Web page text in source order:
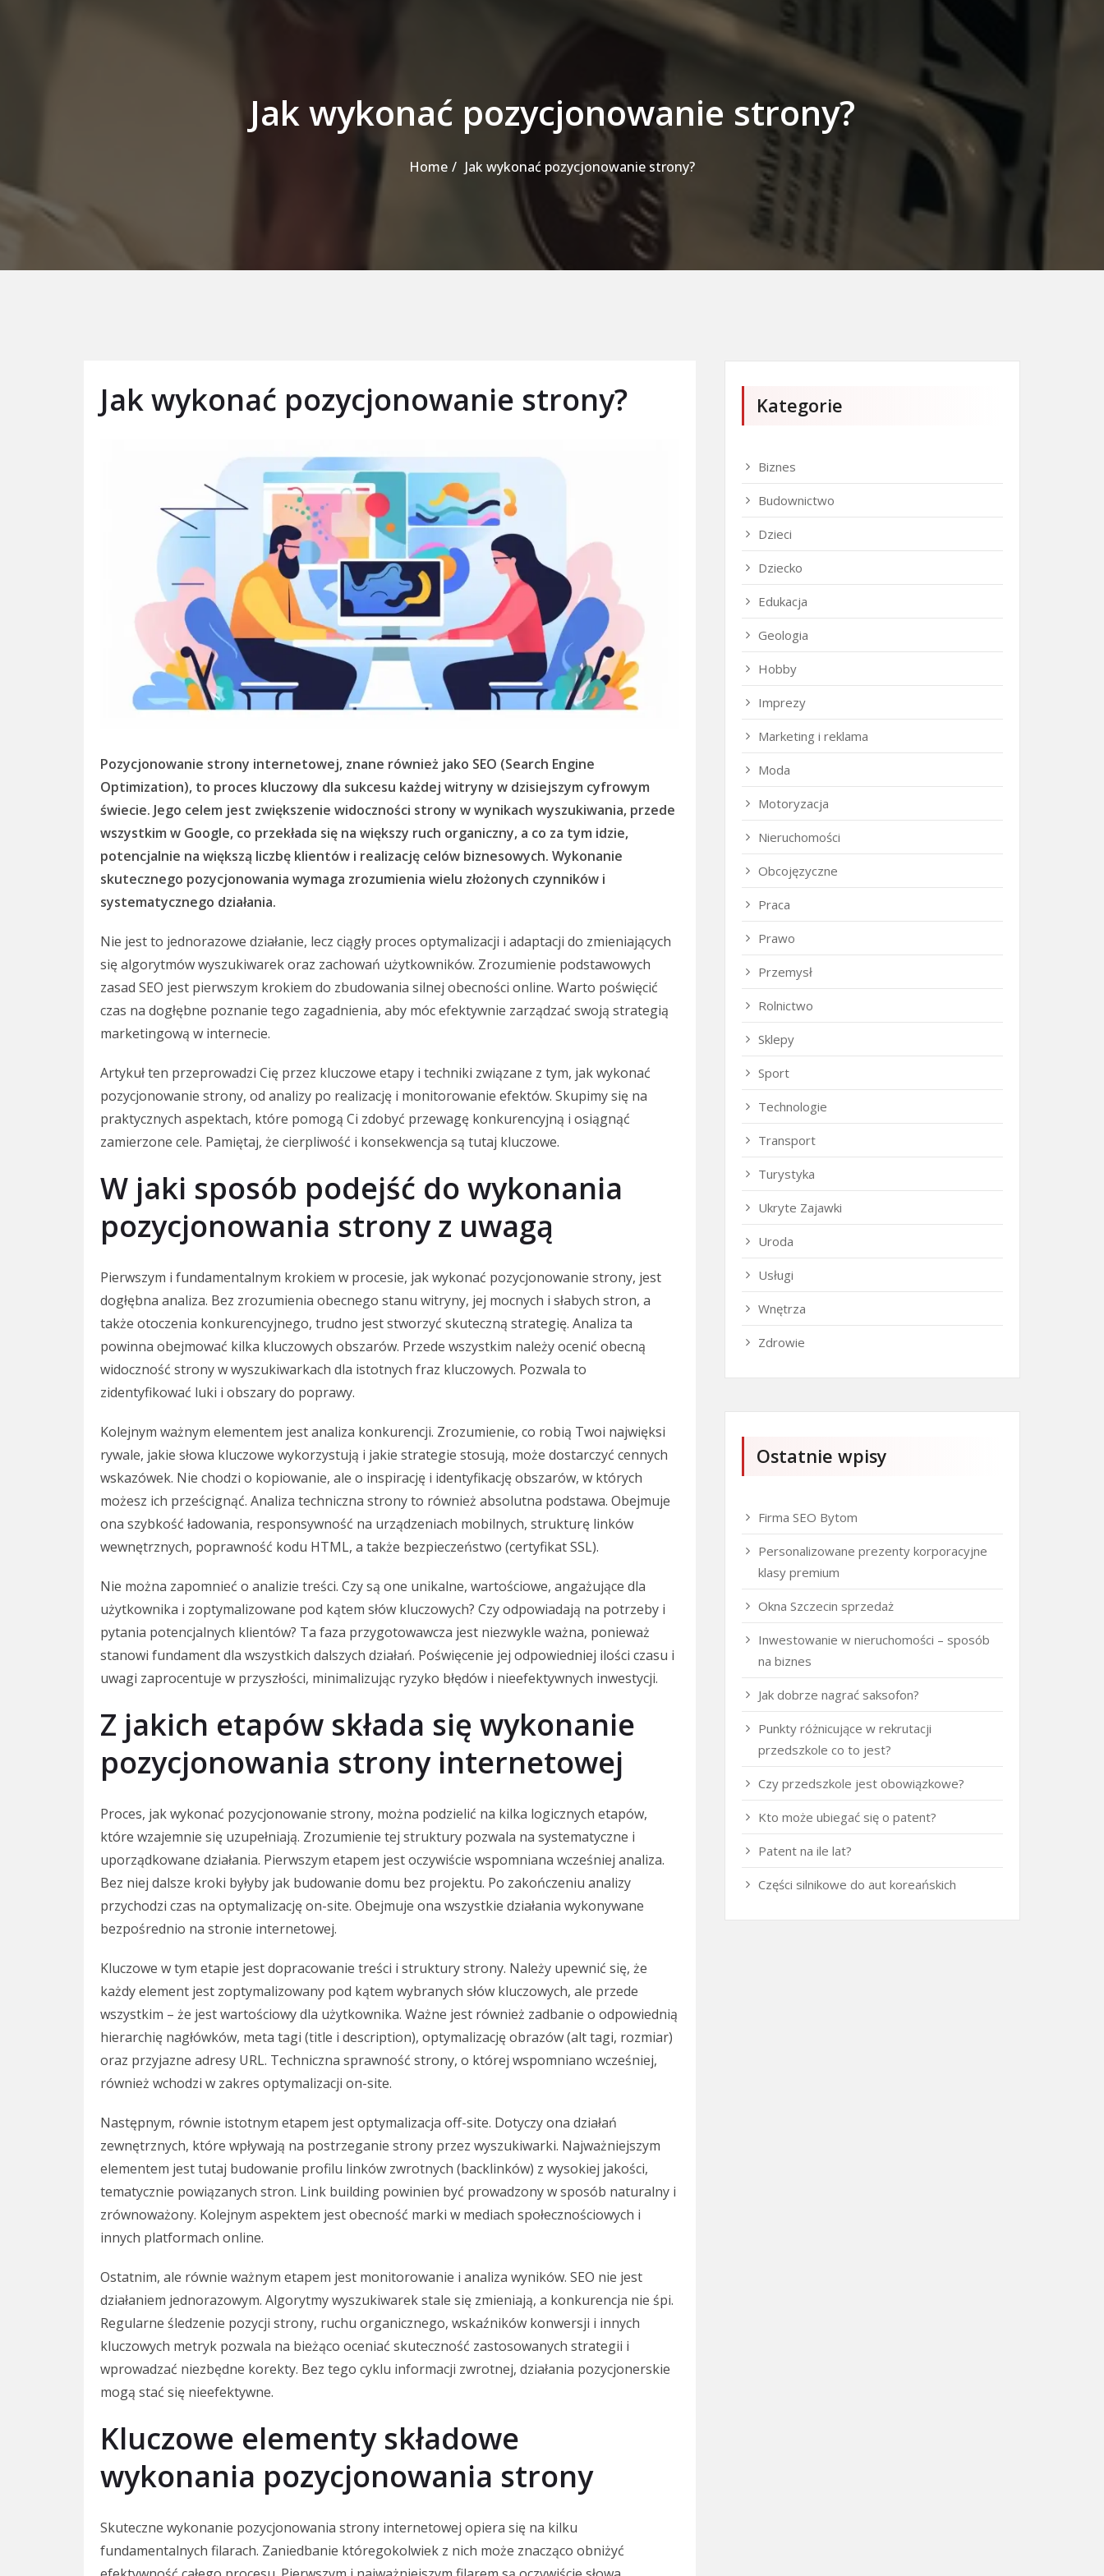
Jak wykonać pozycjonowanie strony?
Home Jak wykonać pozycjonowanie strony?
Jak wykonać pozycjonowanie strony?
Pozycjonowanie strony internetowej, znane również jako SEO (Search Engine
Optimization), to proces kluczowy dla sukcesu każdej witryny w dzisiejszym cyfrowym
świecie. Jego celem jest zwiększenie widoczności strony w wynikach wyszukiwania, przede
wszystkim w Google, co przekłada się na większy ruch organiczny, a co za tym idzie,
potencjalnie na większą liczbę klientów i realizację celów biznesowych. Wykonanie
skutecznego pozycjonowania wymaga zrozumienia wielu złożonych czynników i
systematycznego działania.
Nie jest to jednorazowe działanie, lecz ciągły proces optymalizacji i adaptacji do zmieniających
się algorytmów wyszukiwarek oraz zachowań użytkowników. Zrozumienie podstawowych
zasad SEO jest pierwszym krokiem do zbudowania silnej obecności online. Warto poświęcić
czas na dogłębne poznanie tego zagadnienia, aby móc efektywnie zarządzać swoją strategią
marketingową w internecie.
Artykuł ten przeprowadzi Cię przez kluczowe etapy i techniki związane z tym, jak wykonać
pozycjonowanie strony, od analizy po realizację i monitorowanie efektów. Skupimy się na
praktycznych aspektach, które pomogą Ci zdobyć przewagę konkurencyjną i osiągnąć
zamierzone cele. Pamiętaj, że cierpliwość i konsekwencja są tutaj kluczowe.
W jaki sposób podejść do wykonania
pozycjonowania strony z uwagą
Pierwszym i fundamentalnym krokiem w procesie, jak wykonać pozycjonowanie strony, jest
dogłębna analiza. Bez zrozumienia obecnego stanu witryny, jej mocnych i słabych stron, a
także otoczenia konkurencyjnego, trudno jest stworzyć skuteczną strategię. Analiza ta
powinna obejmować kilka kluczowych obszarów. Przede wszystkim należy ocenić obecną
widoczność strony w wyszukiwarkach dla istotnych fraz kluczowych. Pozwala to
zidentyfikować luki i obszary do poprawy.
Kolejnym ważnym elementem jest analiza konkurencji. Zrozumienie, co robią Twoi najwięksi
rywale, jakie słowa kluczowe wykorzystują i jakie strategie stosują, może dostarczyć cennych
wskazówek. Nie chodzi o kopiowanie, ale o inspirację i identyfikację obszarów, w których
możesz ich prześcignąć. Analiza techniczna strony to również absolutna podstawa. Obejmuje
ona szybkość ładowania, responsywność na urządzeniach mobilnych, strukturę linków
wewnętrznych, poprawność kodu HTML, a także bezpieczeństwo (certyfikat SSL).
Nie można zapomnieć o analizie treści. Czy są one unikalne, wartościowe, angażujące dla
użytkownika i zoptymalizowane pod kątem słów kluczowych? Czy odpowiadają na potrzeby i
pytania potencjalnych klientów? Ta faza przygotowawcza jest niezwykle ważna, ponieważ
stanowi fundament dla wszystkich dalszych działań. Poświęcenie jej odpowiedniej ilości czasu i
uwagi zaprocentuje w przyszłości, minimalizując ryzyko błędów i nieefektywnych inwestycji.
Z jakich etapów składa się wykonanie
pozycjonowania strony internetowej
Proces, jak wykonać pozycjonowanie strony, można podzielić na kilka logicznych etapów,
które wzajemnie się uzupełniają. Zrozumienie tej struktury pozwala na systematyczne i
uporządkowane działania. Pierwszym etapem jest oczywiście wspomniana wcześniej analiza.
Bez niej dalsze kroki byłyby jak budowanie domu bez projektu. Po zakończeniu analizy
przychodzi czas na optymalizację on-site. Obejmuje ona wszystkie działania wykonywane
bezpośrednio na stronie internetowej.
Kluczowe w tym etapie jest dopracowanie treści i struktury strony. Należy upewnić się, że
każdy element jest zoptymalizowany pod kątem wybranych słów kluczowych, ale przede
wszystkim – że jest wartościowy dla użytkownika. Ważne jest również zadbanie o odpowiednią
hierarchię nagłówków, meta tagi (title i description), optymalizację obrazów (alt tagi, rozmiar)
oraz przyjazne adresy URL. Techniczna sprawność strony, o której wspomniano wcześniej,
również wchodzi w zakres optymalizacji on-site.
Następnym, równie istotnym etapem jest optymalizacja off-site. Dotyczy ona działań
zewnętrznych, które wpływają na postrzeganie strony przez wyszukiwarki. Najważniejszym
elementem jest tutaj budowanie profilu linków zwrotnych (backlinków) z wysokiej jakości,
tematycznie powiązanych stron. Link building powinien być prowadzony w sposób naturalny i
zrównoważony. Kolejnym aspektem jest obecność marki w mediach społecznościowych i
innych platformach online.
Ostatnim, ale równie ważnym etapem jest monitorowanie i analiza wyników. SEO nie jest
działaniem jednorazowym. Algorytmy wyszukiwarek stale się zmieniają, a konkurencja nie śpi.
Regularne śledzenie pozycji strony, ruchu organicznego, wskaźników konwersji i innych
kluczowych metryk pozwala na bieżąco oceniać skuteczność zastosowanych strategii i
wprowadzać niezbędne korekty. Bez tego cyklu informacji zwrotnej, działania pozycjonerskie
mogą stać się nieefektywne.
Kluczowe elementy składowe
wykonania pozycjonowania strony
Skuteczne wykonanie pozycjonowania strony internetowej opiera się na kilku
fundamentalnych filarach. Zaniedbanie któregokolwiek z nich może znacząco obniżyć
Kategorie
Biznes
Budownictwo
Dzieci
Dziecko
Edukacja
Geologia
Hobby
Imprezy
Marketing i reklama
Moda
Motoryzacja
Nieruchomości
Obcojęzyczne
Praca
Prawo
Przemysł
Rolnictwo
Sklepy
Sport
Technologie
Transport
Turystyka
Ukryte Zajawki
Uroda
Usługi
Wnętrza
Zdrowie
Ostatnie wpisy
Firma SEO Bytom
Personalizowane prezenty korporacyjne
klasy premium
Okna Szczecin sprzedaż
Inwestowanie w nieruchomości – sposób
na biznes
Jak dobrze nagrać saksofon?
Punkty różnicujące w rekrutacji
przedszkole co to jest?
Czy przedszkole jest obowiązkowe?
Kto może ubiegać się o patent?
Patent na ile lat?
Części silnikowe do aut koreańskich